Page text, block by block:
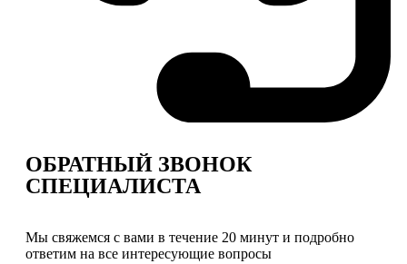
ОБРАТНЫЙ ЗВОНОК
СПЕЦИАЛИСТА
Мы свяжемся с вами в течение 20 минут и подробно
ответим на все интересующие вопросы